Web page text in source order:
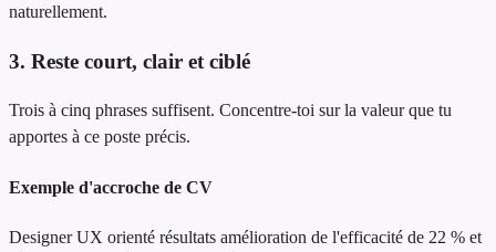
naturellement.
3. Reste court, clair et ciblé
Trois à cinq phrases suffisent. Concentre-toi sur la valeur que tu
apportes à ce poste précis.
Exemple d'accroche de CV
Designer UX orienté résultats amélioration de l'efficacité de 22 % et